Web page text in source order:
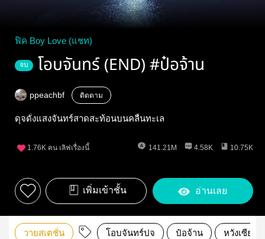
ฟิค Boy Love (แชท)
จบ โอบจันทร์ (END) #ป๋อจ้าน
ppeachbf ติดตาม
ดุจดั่งแสงจันทร์สาดสะท้อนบนคลื่นทะเล
1.76K คน เลิฟเรื่องนี้ 141.21M 4.58K 10.75K
เพิ่มเข้าชั้น อ่านเลย
วายสเตชั่น โอบจันทร์ปจ ป๋อจ้าน หวังเซียว